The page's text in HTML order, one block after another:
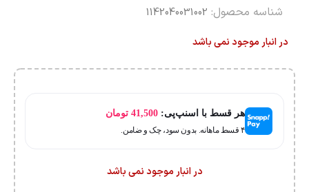
شناسه محصول: 1142040031002
در انبار موجود نمی باشد
هر قسط با اسنپ‌پی: 41,500 تومان
۴ قسط ماهانه. بدون سود، چک و ضامن.
در انبار موجود نمی باشد